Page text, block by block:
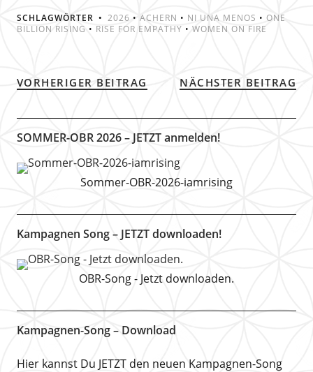
SCHLAGWÖRTER 2026 • ACHERN • NI UNA MENOS • ONE
BILLION RISING • RISE FOR EMPATHY • WOMEN ON FIRE
VORHERIGER BEITRAG NÄCHSTER BEITRAG
SOMMER-OBR 2026 – JETZT anmelden!
Sommer-OBR-2026-iamrising
Kampagnen Song – JETZT downloaden!
OBR-Song - Jetzt downloaden.
Kampagnen-Song – Download
Hier kannst Du JETZT den neuen Kampagnen-Song